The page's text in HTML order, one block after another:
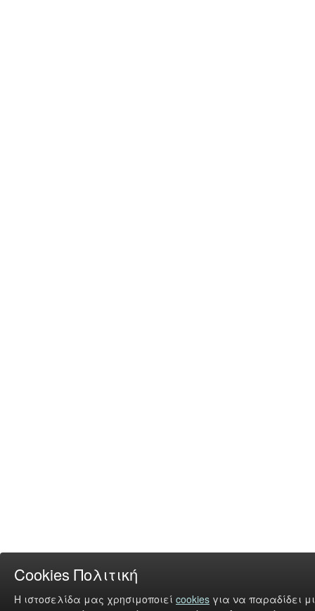
Cookies Πολιτική
Η ιστοσελίδα μας χρησιμοποιεί cookies για να παραδίδει